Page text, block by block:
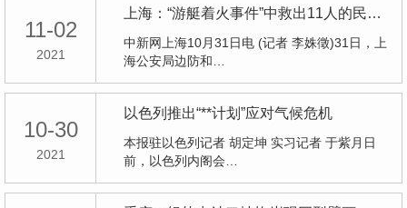
11-02
2021
上海：“游艇着火事件”中救出11人的民警，又跳江救起轻生男子
中新网上海10月31日电 (记者 李姝徵)31日，上
海公安局边防和…
10-30
2021
以色列推出“**计划”应对气候危机
本报驻以色列记者 胡定坤 实习记者 于紫月日
前，以色列内阁会…